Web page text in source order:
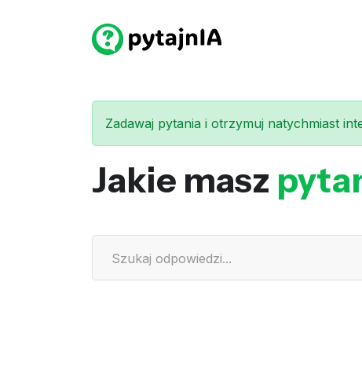
Zadawaj pytania i otrzymuj natychmiast
Jakie masz